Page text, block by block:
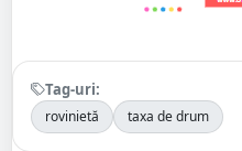
Tag-uri:
rovinietă taxa de drum